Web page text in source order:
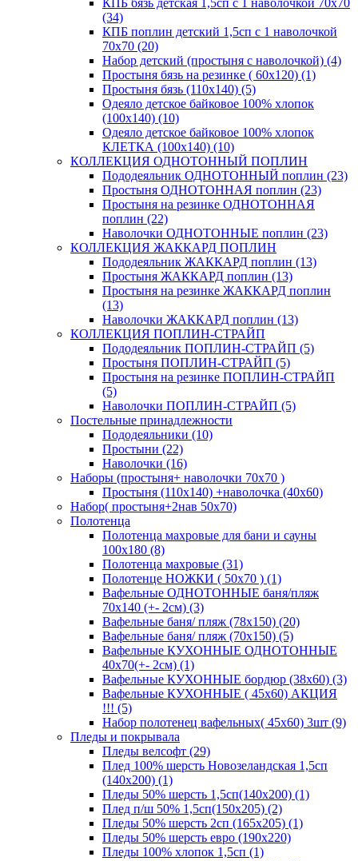
(34)
КПБ поплин детский 1,5сп с 1 наволочкой
70х70 (20)
Набор детский (простыня с наволочкой) (4)
Простыня бязь на резинке ( 60х120) (1)
Простыня бязь (110х140) (5)
Одеяло детское байковое 100% хлопок
(100х140) (10)
Одеяло детское байковое 100% хлопок
КЛЕТКА (100х140) (10)
КОЛЛЕКЦИЯ ОДНОТОННЫЙ ПОПЛИН
Пододеяльник ОДНОТОННЫЙ поплин (23)
Простыня ОДНОТОННАЯ поплин (23)
Простыня на резинке ОДНОТОННАЯ
поплин (22)
Наволочки ОДНОТОННЫЕ поплин (23)
КОЛЛЕКЦИЯ ЖАККАРД ПОПЛИН
Пододеяльник ЖАККАРД поплин (13)
Простыня ЖАККАРД поплин (13)
Простыня на резинке ЖАККАРД поплин
(13)
Наволочки ЖАККАРД поплин (13)
КОЛЛЕКЦИЯ ПОПЛИН-СТРАЙП
Пододеяльник ПОПЛИН-СТРАЙП (5)
Простыня ПОПЛИН-СТРАЙП (5)
Простыня на резинке ПОПЛИН-СТРАЙП
(5)
Наволочки ПОПЛИН-СТРАЙП (5)
Постельные принадлежности
Пододеяльники (10)
Простыни (22)
Наволочки (16)
Наборы (простыня+ наволочки 70х70 )
Простыня (110х140) +наволочка (40х60)
Набор( простыня+2нав 50х70)
Полотенца
Полотенца махровые для бани и сауны
100х180 (8)
Полотенца махровые (31)
Полотенце НОЖКИ ( 50х70 ) (1)
Вафельные ОДНОТОННЫЕ баня/пляж
70х140 (+- 2см) (3)
Вафельные баня/ пляж (78х150) (20)
Вафельные баня/ пляж (70х150) (5)
Вафельные КУХОННЫЕ ОДНОТОННЫЕ
40х70(+- 2см) (1)
Вафельные КУХОННЫЕ бордюр (38х60) (3)
Вафельные КУХОННЫЕ ( 45х60) АКЦИЯ
!!! (5)
Набор полотенец вафельных( 45х60) 3шт (9)
Пледы и покрывала
Пледы велсофт (29)
Плед 100% шерсть Новозеландская 1,5сп
(140х200) (1)
Пледы 50% шерсть 1,5сп(140х200) (1)
Плед п/ш 50% 1,5сп(150х205) (2)
Пледы 50% шерсть 2сп (165х205) (1)
Пледы 50% шерсть евро (190х220)
Пледы 100% хлопок 1,5сп (1)